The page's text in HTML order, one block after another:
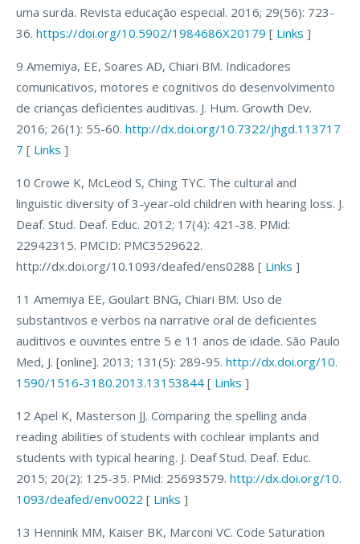
uma surda. Revista educação especial. 2016; 29(56): 723-
36. https://doi.org/10.5902/1984686X20179 [ Links ]
9 Amemiya, EE, Soares AD, Chiari BM. Indicadores
comunicativos, motores e cognitivos do desenvolvimento
de crianças deficientes auditivas. J. Hum. Growth Dev.
2016; 26(1): 55-60. http://dx.doi.org/10.7322/jhgd.113717
7 [ Links ]
10 Crowe K, McLeod S, Ching TYC. The cultural and
linguistic diversity of 3-year-old children with hearing loss. J.
Deaf. Stud. Deaf. Educ. 2012; 17(4): 421-38. PMid:
22942315. PMCID: PMC3529622.
http://dx.doi.org/10.1093/deafed/ens0288 [ Links ]
11 Amemiya EE, Goulart BNG, Chiari BM. Uso de
substantivos e verbos na narrative oral de deficientes
auditivos e ouvintes entre 5 e 11 anos de idade. São Paulo
Med, J. [online]. 2013; 131(5): 289-95. http://dx.doi.org/10.
1590/1516-3180.2013.13153844 [ Links ]
12 Apel K, Masterson JJ. Comparing the spelling anda
reading abilities of students with cochlear implants and
students with typical hearing. J. Deaf Stud. Deaf. Educ.
2015; 20(2): 125-35. PMid: 25693579. http://dx.doi.org/10.
1093/deafed/env0022 [ Links ]
13 Hennink MM, Kaiser BK, Marconi VC. Code Saturation